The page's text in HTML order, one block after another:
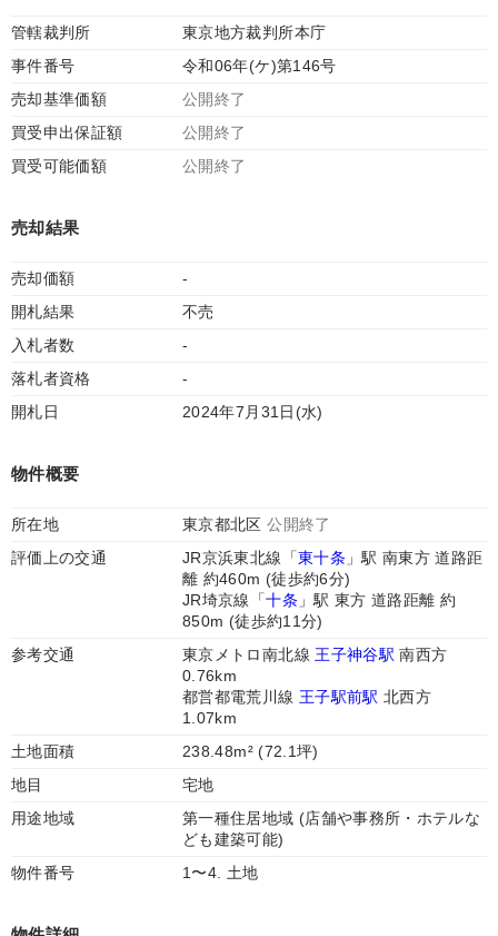
管轄裁判所
東京地方裁判所本庁
事件番号
令和06年(ケ)第146号
売却基準価額
公開終了
買受申出保証額
公開終了
買受可能価額
公開終了
売却結果
売却価額
-
開札結果
不売
入札者数
-
落札者資格
-
開札日
2024年7月31日(水)
物件概要
所在地 東京都北区公開終了
評価上の交通
JR京浜東北線「東十条 」駅 南東方 道路距
離 約460m (徒歩約6分)
JR埼京線「十条 」駅 東方 道路距離 約
850m (徒歩約11分)
参考交通
東京メトロ南北線 王子神谷駅 南西方
0.76km
都営都電荒川線 王子駅前駅 北西方
1.07km
土地面積
238.48m² (72.1坪)
地目
宅地
用途地域
第一種住居地域 (店舗や事務所・ホテルな
ども建築可能)
物件番号
1〜4. 土地